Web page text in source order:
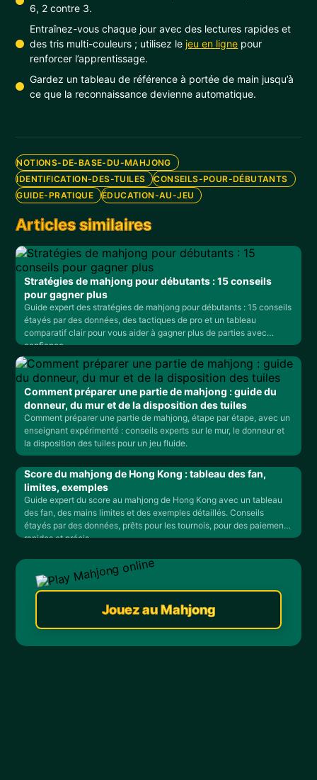
6, 2 contre 3.
Entraînez-vous chaque jour avec des lectures rapides et
des tris multi-couleurs ; utilisez le jeu en ligne pour
renforcer l’apprentissage.
Gardez un tableau de référence à portée de main jusqu’à
ce que la reconnaissance devienne automatique.
NOTIONS-DE-BASE-DU-MAHJONG
IDENTIFICATION-DES-TUILES
CONSEILS-POUR-DÉBUTANTS
GUIDE-PRATIQUE
ÉDUCATION-AU-JEU
Articles similaires
Stratégies de mahjong pour débutants : 15 conseils
pour gagner plus
Guide expert des stratégies de mahjong pour débutants : 15 conseils
étayés par des données, des tactiques de pro et un tableau
comparatif clair pour vous aider à gagner plus de parties avec
confiance.
Comment préparer une partie de mahjong : guide du
donneur, du mur et de la disposition des tuiles
Comment préparer une partie de mahjong, étape par étape, avec un
enseignant expérimenté : conseils experts sur le mur, le donneur et
la disposition des tuiles pour un jeu fluide.
Score du mahjong de Hong Kong : tableau des fan,
limites, exemples
Guide expert du score au mahjong de Hong Kong avec un tableau
des fan, des mains limites et des exemples détaillés. Conseils
étayés par des données, prêts pour les tournois, pour des paiements
rapides et précis.
Jouez au Mahjong